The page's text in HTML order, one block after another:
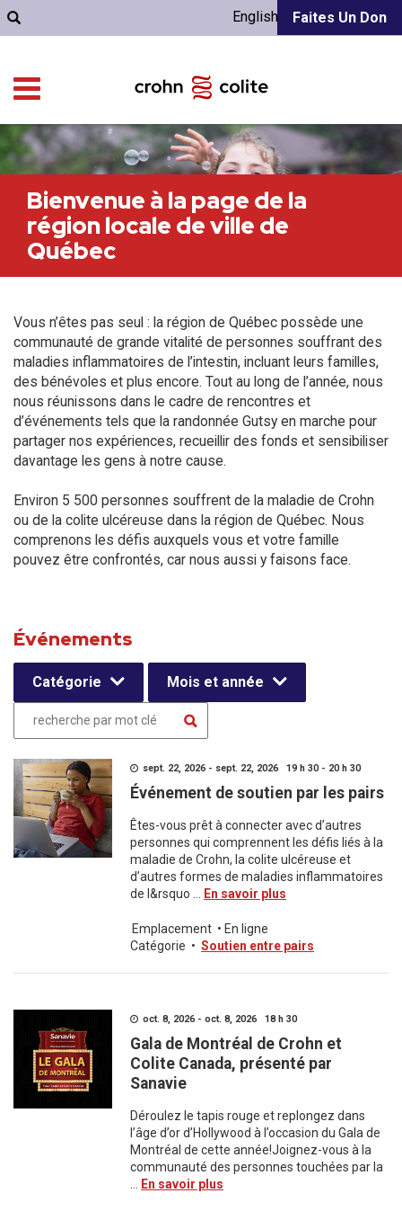
Faites Un Don
English
Bienvenue à la page de la
région locale de ville de
Québec
Vous n’êtes pas seul : la région de Québec possède une
communauté de grande vitalité de personnes souffrant des
maladies inflammatoires de l’intestin, incluant leurs familles,
des bénévoles et plus encore. Tout au long de l’année, nous
nous réunissons dans le cadre de rencontres et
d’événements tels que la randonnée Gutsy en marche pour
partager nos expériences, recueillir des fonds et sensibiliser
davantage les gens à notre cause.
Environ 5 500 personnes souffrent de la maladie de Crohn
ou de la colite ulcéreuse dans la région de Québec. Nous
comprenons les défis auxquels vous et votre famille
pouvez être confrontés, car nous aussi y faisons face.
Événements
Catégorie Mois et année
sept. 22, 2026 - sept. 22, 2026 19 h 30 - 20 h 30
Événement de soutien par les pairs
Êtes-vous prêt à connecter avec d’autres
personnes qui comprennent les défis liés à la
maladie de Crohn, la colite ulcéreuse et
d’autres formes de maladies inflammatoires
de l&rsquo ...
En savoir plus
Emplacement • En ligne
Catégorie • Soutien entre pairs
oct. 8, 2026 - oct. 8, 2026 18 h 30
Gala de Montréal de Crohn et
Colite Canada, présenté par
Sanavie
Déroulez le tapis rouge et replongez dans
l’âge d’or d’Hollywood à l’occasion du Gala de
Montréal de cette année!Joignez-vous à la
communauté des personnes touchées par la
En savoir plus